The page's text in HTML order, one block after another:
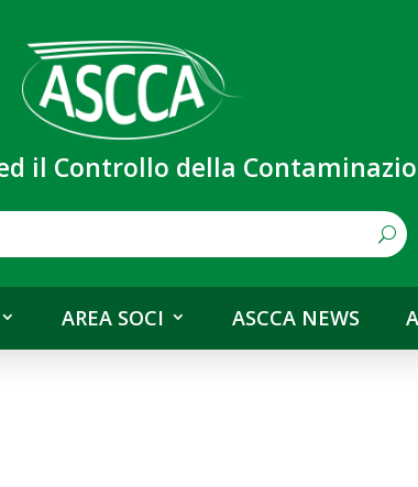
il Controllo della
AREA SOCI ASCCA NEWS